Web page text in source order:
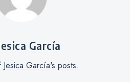
García
García's posts.